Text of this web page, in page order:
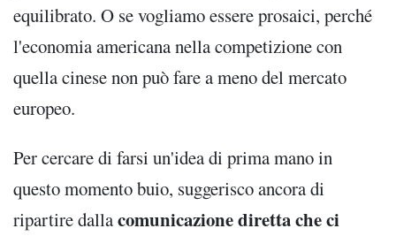
equilibrato. O se vogliamo essere prosaici, perché
l'economia americana nella competizione con
quella cinese non può fare a meno del mercato
europeo.
Per cercare di farsi un'idea di prima mano in
questo momento buio, suggerisco ancora di
ripartire dallacomunicazione diretta che ci